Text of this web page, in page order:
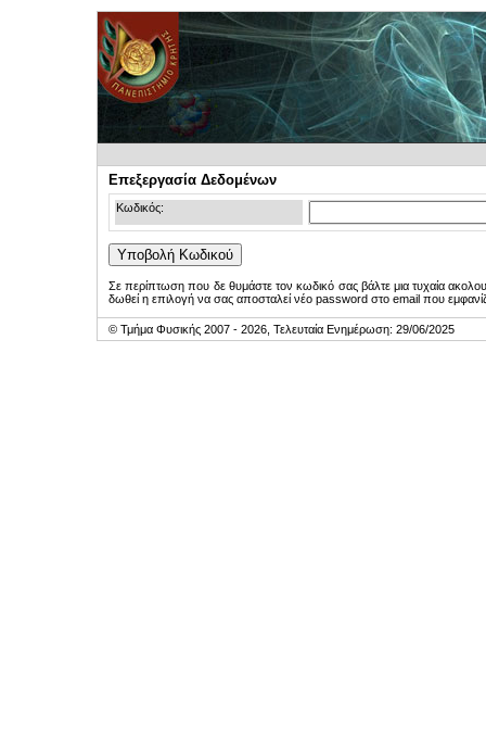
Επεξεργασία Δεδομένων
Κωδικός:
Σε περίπτωση που δε θυμάστε τον κωδικό σας βάλτε μια τυχαία
δωθεί η επιλογή να σας αποσταλεί νέο password στο email που
© Τμήμα Φυσικής 2007 - 2026, Τελευταία Ενημέρωση: 29/06/2025